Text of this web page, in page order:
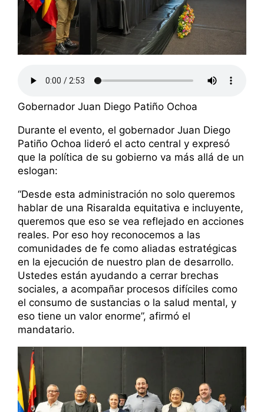
Gobernador Juan Diego Patiño Ochoa
Durante el evento, el gobernador Juan Diego
Patiño Ochoa lideró el acto central y expresó
que la política de su gobierno va más allá de un
eslogan:
“Desde esta administración no solo queremos
hablar de una Risaralda equitativa e incluyente,
queremos que eso se vea reflejado en acciones
reales. Por eso hoy reconocemos a las
comunidades de fe como aliadas estratégicas
en la ejecución de nuestro plan de desarrollo.
Ustedes están ayudando a cerrar brechas
sociales, a acompañar procesos difíciles como
el consumo de sustancias o la salud mental, y
eso tiene un valor enorme”, afirmó el
mandatario.